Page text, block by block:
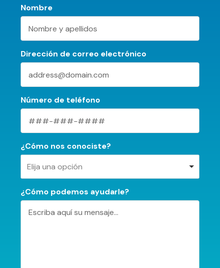
Nombre
Dirección de correo electrónico
Número de teléfono
¿Cómo nos conociste?
Elija una opción
¿Cómo podemos ayudarle?